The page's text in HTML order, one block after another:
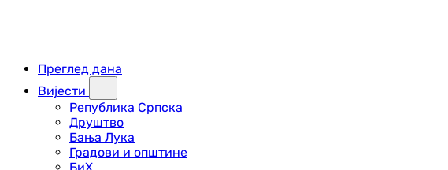
Преглед дана
Вијести
Република Српска
Друштво
Бања Лука
Градови и општине